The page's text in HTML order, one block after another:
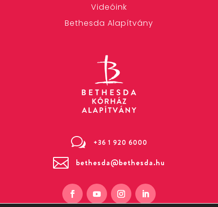
Videóink
Bethesda Alapítvány
w +36 1 920 6000
 bethesda@bethesda.hu